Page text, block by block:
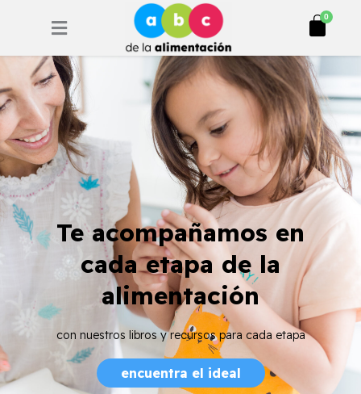
0
Cart
Te acompañamos en
cada etapa de la
alimentación
con nuestros libros y recursos para cada etapa
encuentra el ideal